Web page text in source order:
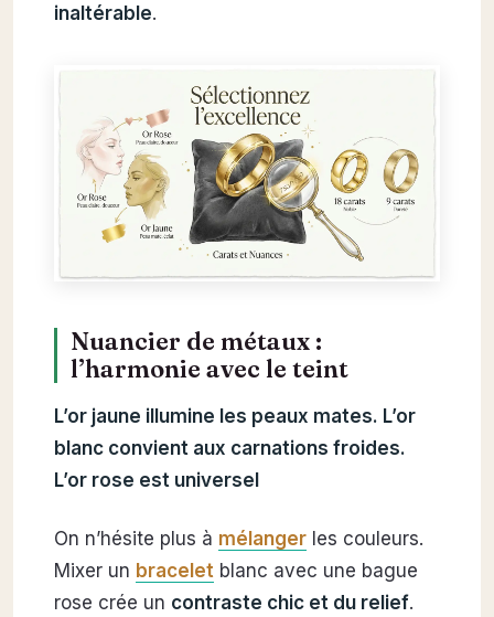
inaltérable.
Nuancier de métaux :
l’harmonie avec le teint
L’or jaune illumine les peaux mates. L’or
blanc convient aux carnations froides.
L’or rose est universel
On n’hésite plus à mélangerles couleurs.
Mixer un bracelet blanc avec une bague
rose crée un contraste chic et du relief.